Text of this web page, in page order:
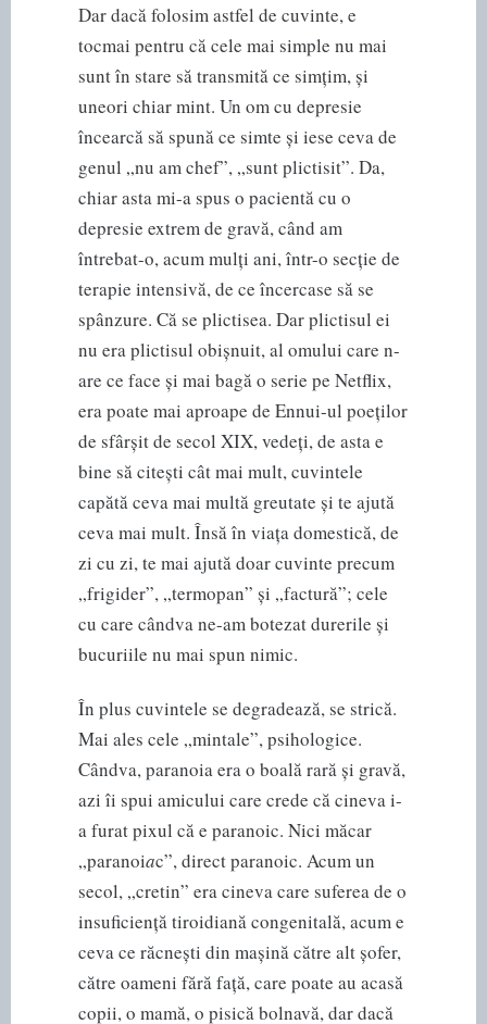
Dar dacă folosim astfel de cuvinte, e
tocmai pentru că cele mai simple nu mai
sunt în stare să transmită ce simțim, și
uneori chiar mint. Un om cu depresie
încearcă să spună ce simte și iese ceva de
genul „nu am chef”, „sunt plictisit”. Da,
chiar asta mi-a spus o pacientă cu o
depresie extrem de gravă, când am
întrebat-o, acum mulți ani, într-o secție de
terapie intensivă, de ce încercase să se
spânzure. Că se plictisea. Dar plictisul ei
nu era plictisul obișnuit, al omului care n-
are ce face și mai bagă o serie pe Netflix,
era poate mai aproape de Ennui-ul poeților
de sfârșit de secol XIX, vedeți, de asta e
bine să citești cât mai mult, cuvintele
capătă ceva mai multă greutate și te ajută
ceva mai mult. Însă în viața domestică, de
zi cu zi, te mai ajută doar cuvinte precum
„frigider”, „termopan” și „factură”; cele
cu care cândva ne-am botezat durerile și
bucuriile nu mai spun nimic.
În plus cuvintele se degradează, se strică.
Mai ales cele „mintale”, psihologice.
Cândva, paranoia era o boală rară și gravă,
azi îi spui amicului care crede că cineva i-
a furat pixul că e paranoic. Nici măcar
„paranoiac”, direct paranoic. Acum un
secol, „cretin” era cineva care suferea de o
insuficiență tiroidiană congenitală, acum e
ceva ce răcnești din mașină către alt șofer,
către oameni fără față, care poate au acasă
copii, o mamă, o pisică bolnavă, dar dacă